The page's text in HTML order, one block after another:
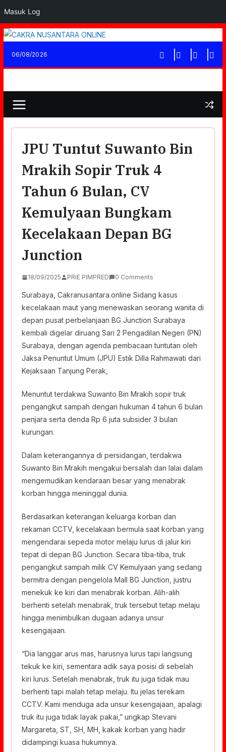
Masuk Log
Skip
content
06/08/2026
JPU Tuntut Suwanto Bin
Mrakih Sopir Truk 4
Tahun 6 Bulan, CV
Kemulyaan Bungkam
Kecelakaan Depan BG
Junction
18/09/2025 PRIE PIMPRED 0 Comments
Surabaya, Cakranusantara.online Sidang kasus
kecelakaan maut yang menewaskan seorang wanita di
depan pusat perbelanjaan BG Junction Surabaya
kembali digelar diruang Sari 2 Pengadilan Negeri (PN)
Surabaya, dengan agenda pembacaan tuntutan oleh
Jaksa Penuntut Umum (JPU) Estik Dilla Rahmawati dari
Kejaksaan Tanjung Perak,
Menuntut terdakwa Suwanto Bin Mrakih sopir truk
pengangkut sampah dengan hukuman 4 tahun 6 bulan
penjara serta denda Rp 6 juta subsider 3 bulan
kurungan.
Dalam keterangannya di persidangan, terdakwa
Suwanto Bin Mrakih mengakui bersalah dan lalai dalam
mengemudikan kendaraan besar yang menabrak
korban hingga meninggal dunia.
Berdasarkan keterangan keluarga korban dan
rekaman CCTV, kecelakaan bermula saat korban yang
mengendarai sepeda motor melaju lurus di jalur kiri
tepat di depan BG Junction. Secara tiba-tiba, truk
pengangkut sampah milik CV Kemulyaan yang sedang
bermitra dengan pengelola Mall BG Junction, justru
menekuk ke kiri dan menabrak korban. Alih-alih
berhenti setelah menabrak, truk tersebut tetap melaju
hingga menimbulkan dugaan adanya unsur
kesengajaan.
“Dia langgar arus mas, harusnya lurus tapi langsung
tekuk ke kiri, sementara adik saya posisi di sebelah
kiri lurus. Setelah menabrak, truk itu juga tidak mau
berhenti tapi malah tetap melaju. Itu jelas terekam
CCTV. Kami menduga ada unsur kesengajaan, apalagi
truk itu juga tidak layak pakai,” ungkap Stevani
Margareta, ST, SH, MH, kakak korban yang hadir
didampingi kuasa hukumnya.